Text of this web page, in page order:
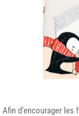
Afin d’encourager